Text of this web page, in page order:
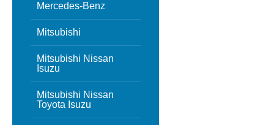
Mercedes-Benz
Mitsubishi
Mitsubishi Nissan
Isuzu
Mitsubishi Nissan
Toyota Isuzu